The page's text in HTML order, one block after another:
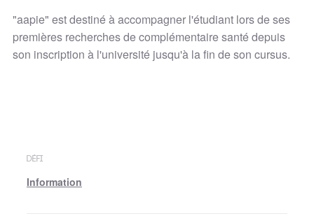
"aapie" est destiné à accompagner l'étudiant lors de ses
premières recherches de complémentaire santé depuis
son inscription à l'université jusqu'à la fin de son cursus.
DÉFI
Information